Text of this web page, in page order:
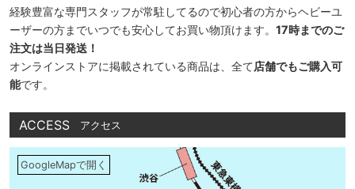
経験豊富な専門スタッフが常駐してるので初心者の方からヘビーユ
ーザーの方までいつでも安心してお買い物頂けます。 17時までのご
注文は当日発送！
オンラインストアに掲載されている商品は、全て店舗でもご購入可
能です。
ACCESS アクセス
GoogleMapで開く